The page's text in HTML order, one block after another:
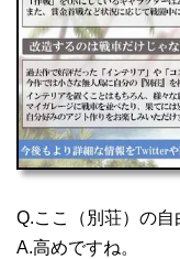
Q.ここ（別荘）の自
A.高めですね。